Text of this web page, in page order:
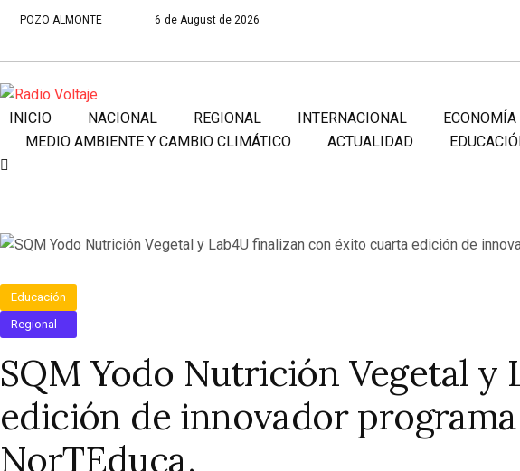
POZO ALMONTE 6 de August de 2026
INICIO NACIONAL REGIONAL INTERNACIONAL ECONOMÍA
MEDIO AMBIENTE Y CAMBIO CLIMÁTICO
ACTUALIDAD
Educación
Regional
SQM Yodo Nutrición Vegetal
edición de innovador
NorTEduca.